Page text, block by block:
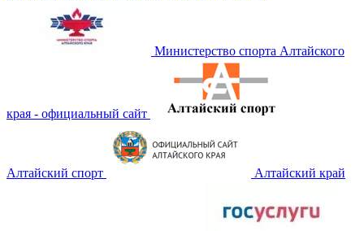
Министерство спорта Алтайского
края - официальный сайт
Алтайский спорт Алтайский край